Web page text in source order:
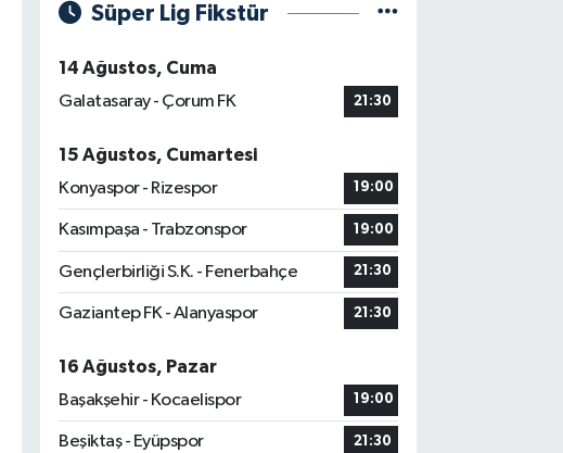
Süper Lig Fikstür
14 Ağustos, Cuma
Galatasaray - Çorum FK
21:30
15 Ağustos, Cumartesi
Konyaspor - Rizespor
19:00
Kasımpaşa - Trabzonspor 19:00
Gençlerbirliği S.K. - Fenerbahçe 21:30
Gaziantep FK - Alanyaspor 21:30
16 Ağustos, Pazar
Başakşehir - Kocaelispor
19:00
Beşiktaş - Eyüpspor 21:30